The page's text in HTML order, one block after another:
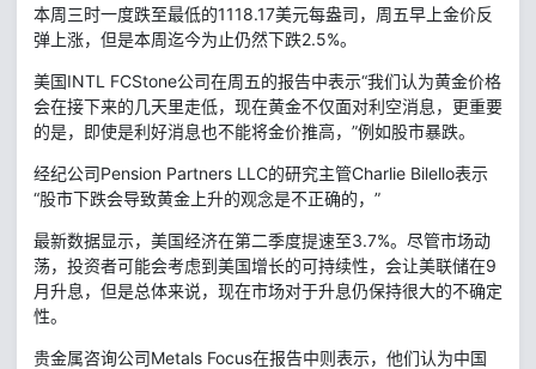
本周三时一度跌至最低的1118.17美元每盎司，周五早上金价反
弹上涨，但是本周迄今为止仍然下跌2.5%。
美国INTL FCStone公司在周五的报告中表示“我们认为黄金价格
会在接下来的几天里走低，现在黄金不仅面对利空消息，更重要
的是，即使是利好消息也不能将金价推高，”例如股市暴跌。
经纪公司Pension Partners LLC的研究主管Charlie Bilello表示
“股市下跌会导致黄金上升的观念是不正确的，”
最新数据显示，美国经济在第二季度提速至3.7%。尽管市场动
荡，投资者可能会考虑到美国增长的可持续性，会让美联储在9
月升息，但是总体来说，现在市场对于升息仍保持很大的不确定
性。
贵金属咨询公司Metals Focus在报告中则表示，他们认为中国